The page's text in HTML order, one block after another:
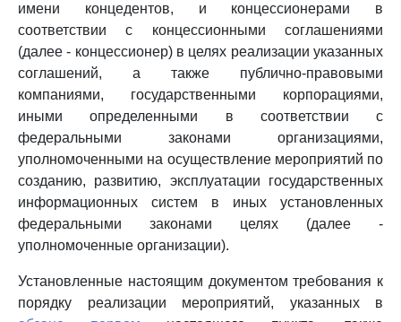
имени концедентов, и концессионерами в
соответствии с концессионными соглашениями
(далее - концессионер) в целях реализации указанных
соглашений, а также публично-правовыми
компаниями, государственными корпорациями,
иными определенными в соответствии с
федеральными законами организациями,
уполномоченными на осуществление мероприятий по
созданию, развитию, эксплуатации государственных
информационных систем в иных установленных
федеральными законами целях (далее -
уполномоченные организации).
Установленные настоящим документом требования к
порядку реализации мероприятий, указанных в